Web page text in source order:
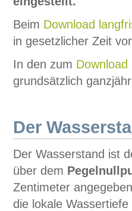
Beim Download
in gesetzlicher Zeit
In den zum Download
grundsätzlich
Der
Der Wasserstand ist
über dem
Zentimeter
die lokale